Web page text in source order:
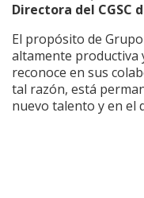
Directora del CGSC
El propósito de
altamente productiva
reconoce en sus
tal razón, está
nuevo talento y en el